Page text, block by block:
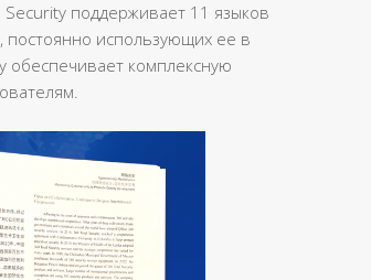
поддерживает 11 языков
постоянно использующих ее в
обеспечивает комплексную